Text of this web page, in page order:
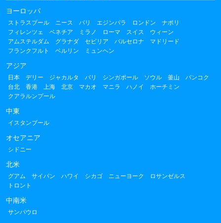
ヨーロッパ
ストラスブール ニース パリ エジンバラ ロンドン
ナポリ
フィレンツェ
ベネチア ミラノ ローマ スイス
ウィーン
アムステルダム
グラナダ セビリア バルセロナ
マドリード
フランクフルト
ベルリン ミュンヘン
アジア
日本 デリー ジャカルタ バリ シンガポール ソウル 釜山
バンコク
台北
香港 上海 北京 マカオ マニラ ハノイ
ホーチミン
クアラルンプール
中東
イスタンブール
オセアニア
シドニー
北米
グアム サイパン ハワイ シカゴ ニューヨーク
ロサンゼルス
トロント
中南米
サンパウロ